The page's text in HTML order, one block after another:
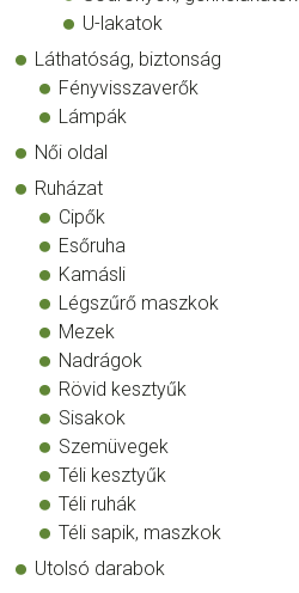
U-lakatok
Láthatóság, biztonság
Fényvisszaverők
Lámpák
Női oldal
Ruházat
Cipők
Esőruha
Kamásli
Légszűrő maszkok
Mezek
Nadrágok
Rövid kesztyűk
Sisakok
Szemüvegek
Téli kesztyűk
Téli ruhák
Téli sapik, maszkok
Utolsó darabok